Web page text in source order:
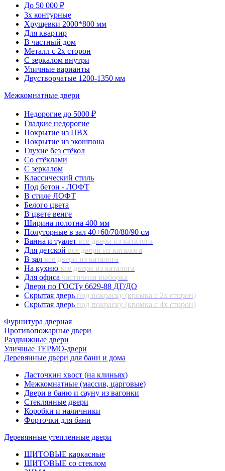
До 50 000 ₽
3х контурные
Хрущевки 2000*800 мм
Для квартир
В частный дом
Металл с 2х сторон
С зеркалом внутри
Уличные варианты
Двустворчатые 1200-1350 мм
Межкомнатные двери
Недорогие до 5000 ₽
Гладкие недорогие
Покрытие из ПВХ
Покрытие из экошпона
Глухие без стёкол
Со стёклами
С зеркалом
Классический стиль
Под бетон - ЛОФТ
В стиле ЛОФТ
Белого цвета
В цвете венге
Ширина полотна 400 мм
Полуторные в зал 40+60/70/80/90 см
Ванна и туалет все двери из каталога
Для детской все двери из каталога
В зал все двери из каталога
На кухню все двери из каталога
Для офиса частичная выборка
Двери по ГОСТу 6629-88 ДГ/ДО
Скрытая дверь под покраску (кромка с 2х сторон)
Скрытая дверь под покраску (кромка с 4х сторон)
Фурнитура дверная
Противопожарные двери
Раздвижные двери
Уличные ТЕРМО-двери
Деревянные двери для бани и дома
Ласточкин хвост (на клиньях)
Межкомнатные (массив, царговые)
Двери в баню и сауну из вагонки
Стеклянные двери
Коробки и наличники
Форточки для бани
Деревянные утепленные двери
ЩИТОВЫЕ каркасные
ЩИТОВЫЕ со стеклом